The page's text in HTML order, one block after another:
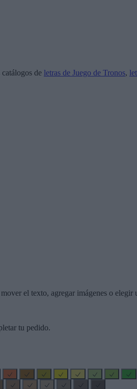
de letras de Juego de Tronos,
el texto, agregar imágenes o
tu pedido.